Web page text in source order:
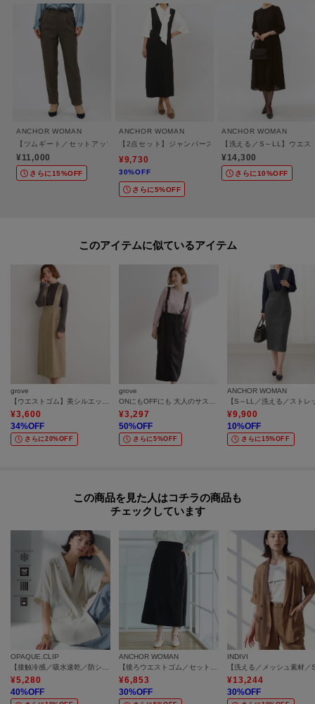
【ANCHOR WOMAN（アンカーウーマン）】
ANCHOR WOMAN（アンカーウーマン）は働くビジネスパーソンを応援する
ブランドとしてデビューしました。
ビジネスシーンに合う着心地の良い上質な服。きちんと見えて機能性が充実
イージーケアでタイムパフォーマンスが向上する服。肩の力を抜いて自分ら
しい装いができる服。
様々なブランドで展開しています。
主な展開ブランド：ANCHOR WOMAN、＆ress、WHITEなど
が異なる場合もございます。
ANCHOR WOMAN
【ツムギート／セットアップ可】テーパードパンツ
¥11,000
さらに15%OFF
ANCHOR WOMAN
【2点セット】ジャンパースカート＆ブラウス【通勤／セ
¥9,730
30%OFF
さらに5%OFF
ANCHOR WOMAN
【洗える／S～LL】ウエ
¥14,300
さらに10%OFF
このアイテムに似ているアイテム
grove
¥3,600
34%OFF
さらに20%OFF
grove
¥3,297
50%OFF
さらに5%OFF
ANCHOR WOMAN
¥9,900
10%OFF
さらに15%OFF
この商品を見た人はコチラの商品も
チェックしています
OPAQUE.CLIP
【接触冷感／吸水速乾／防シワ】リネンライクテーラードジャケット《洗濯機OK》
¥5,280
40%OFF
ANCHOR WOMAN
【後ろウエストゴム／セットアップ可】マーメイドフレアスカート
¥6,853
30%OFF
INDIVI
¥13,244
30%OFF